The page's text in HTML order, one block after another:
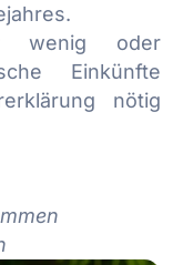
wenig oder
Einkünfte
nötig